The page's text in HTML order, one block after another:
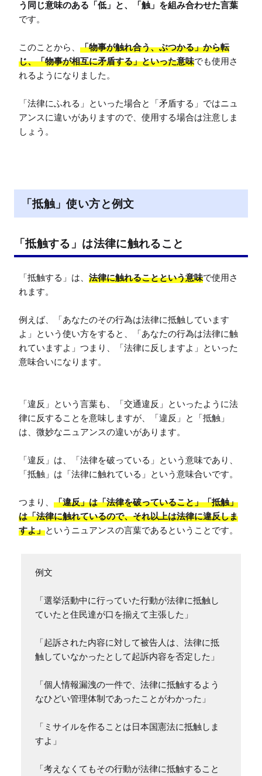
う同じ意味のある「低」と、「触」を組み合わせた言葉
です。
このことから、 「物事が触れ合う、ぶつかる」から転
じ、「物事が相互に矛盾する」といった意味でも使用さ
れるようになりました。
「法律にふれる」といった場合と「矛盾する」ではニュ
アンスに違いがありますので、使用する場合は注意しま
しょう。
「抵触」使い方と例文
「抵触する」は法律に触れること
「抵触する」は、 法律に触れることという意味で使用さ
れます。
例えば、「あなたのその行為は法律に抵触しています
よ」という使い方をすると、「あなたの行為は法律に触
れていますよ」つまり、「法律に反しますよ」といった
意味合いになります。
「違反」という言葉も、「交通違反」といったように法
律に反することを意味しますが、「違反」と「抵触」
は、微妙なニュアンスの違いがあります。
「違反」は、「法律を破っている」という意味であり、
「抵触」は「法律に触れている」という意味合いです。
つまり、 「違反」は「法律を破っていること」「抵触」
は「法律に触れているので、それ以上は法律に違反しま
すよ」というニュアンスの言葉であるということです。
例文
「選挙活動中に行っていた行動が法律に抵触し
ていたと住民達が口を揃えて主張した」
「起訴された内容に対して被告人は、法律に抵
触していなかったとして起訴内容を否定した」
「個人情報漏洩の一件で、法律に抵触するよう
なひどい管理体制であったことがわかった」
「ミサイルを作ることは日本国憲法に抵触しま
すよ」
「考えなくてもその行動が法律に抵触すること